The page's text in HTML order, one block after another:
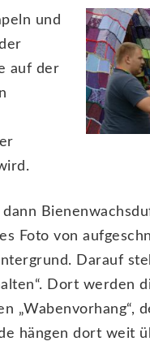
und
auf der
Foto von
Darauf
Dort werden
„Wabenvorhang“,
hängen dort weit